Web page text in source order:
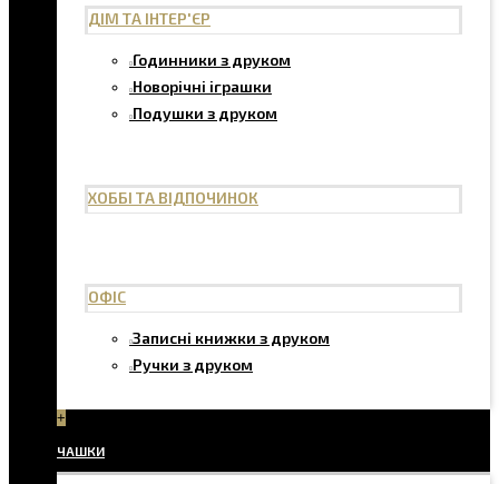
ДІМ ТА ІНТЕР'ЄР
Годинники з друком
Новорічні іграшки
Подушки з друком
ХОББІ ТА ВІДПОЧИНОК
ОФІС
Записні книжки з друком
Ручки з друком
+
ЧАШКИ